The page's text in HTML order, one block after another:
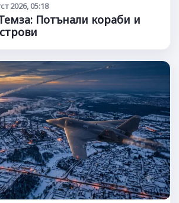
Потънали кораби и
2026, 05:18